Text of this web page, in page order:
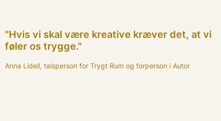
"Hvis vi skal være kreative kræver det, at vi
føler os trygge."
Anna Lidell, talsperson for Trygt Rum og forperson i Autor